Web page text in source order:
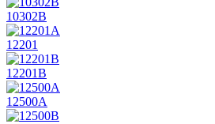
10302В
12201
12201В
12500А